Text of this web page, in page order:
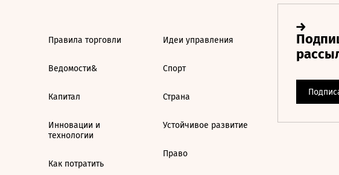
Правила торговли
Ведомости&
Капитал
Инновации и
технологии
Как потратить
Идеи управления
Спорт
Страна
Устойчивое развитие
Право